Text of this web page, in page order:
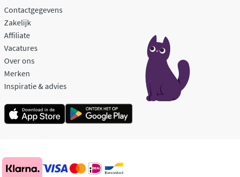
Contactgegevens
Zakelijk
Affiliate
Vacatures
Over ons
Merken
Inspiratie & advies